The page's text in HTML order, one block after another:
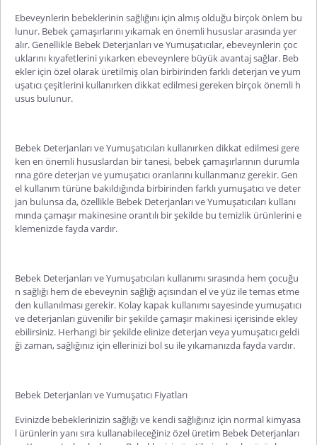
Ebeveynlerin bebeklerinin sağlığını için almış olduğu birçok önlem bu
lunur. Bebek çamaşırlarını yıkamak en önemli hususlar arasında yer
alır. Genellikle Bebek Deterjanları ve Yumuşatıcılar, ebeveynlerin çoc
uklarını kıyafetlerini yıkarken ebeveynlere büyük avantaj sağlar. Beb
ekler için özel olarak üretilmiş olan birbirinden farklı deterjan ve yum
uşatıcı çeşitlerini kullanırken dikkat edilmesi gereken birçok önemli h
usus bulunur.
Bebek Deterjanları ve Yumuşatıcıları kullanırken dikkat edilmesi gere
ken en önemli hususlardan bir tanesi, bebek çamaşırlarının durumla
rına göre deterjan ve yumuşatıcı oranlarını kullanmanız gerekir. Gen
el kullanım türüne bakıldığında birbirinden farklı yumuşatıcı ve deter
jan bulunsa da, özellikle Bebek Deterjanları ve Yumuşatıcıları kullanı
mında çamaşır makinesine orantılı bir şekilde bu temizlik ürünlerini e
klemenizde fayda vardır.
Bebek Deterjanları ve Yumuşatıcıları kullanımı sırasında hem çocuğu
n sağlığı hem de ebeveynin sağlığı açısından el ve yüz ile temas etme
den kullanılması gerekir. Kolay kapak kullanımı sayesinde yumuşatıcı
ve deterjanları güvenilir bir şekilde çamaşır makinesi içerisinde ekley
ebilirsiniz. Herhangi bir şekilde elinize deterjan veya yumuşatıcı geldi
ği zaman, sağlığınız için ellerinizi bol su ile yıkamanızda fayda vardır.
Bebek Deterjanları ve Yumuşatıcı Fiyatları
Evinizde bebeklerinizin sağlığı ve kendi sağlığınız için normal kimyasa
l ürünlerin yanı sıra kullanabileceğiniz özel üretim Bebek Deterjanları